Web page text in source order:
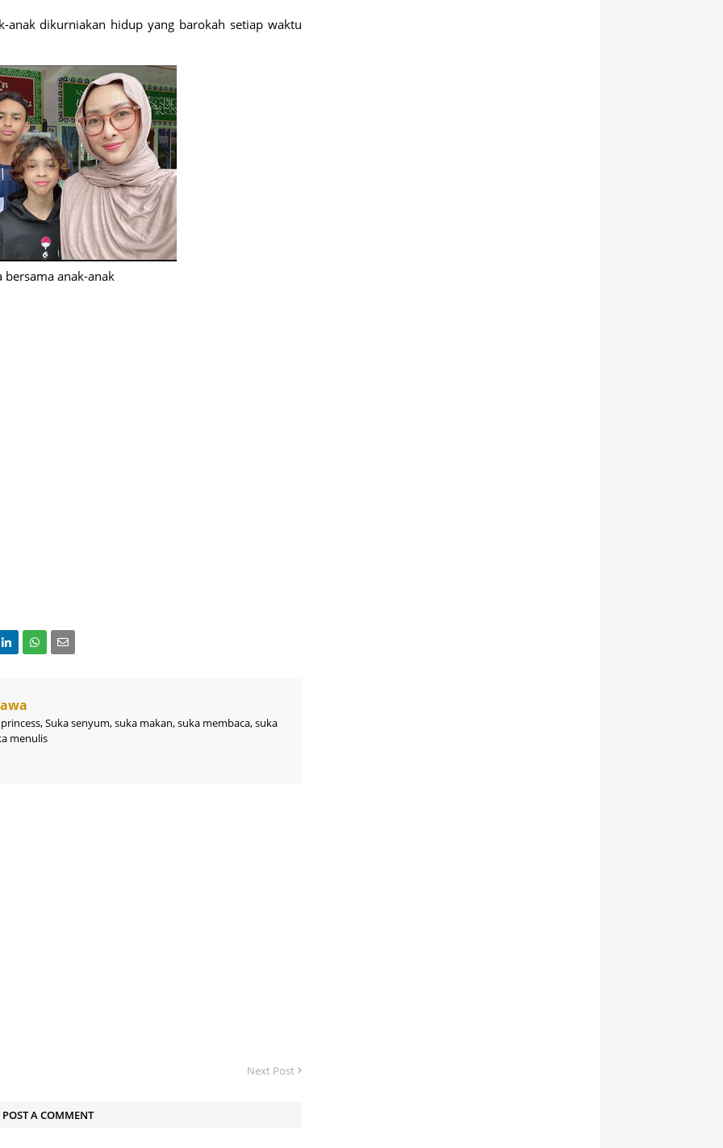
anak dikurniakan hidup yang barokah setiap waktu
bersama anak-anak
Suka senyum, suka makan, suka membaca, suka
menulis
Next Post
POST A COMMENT